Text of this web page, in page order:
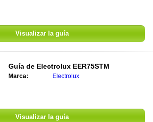
Visualizar la guía
Guía de Electrolux EER75STM
Marca: Electrolux
Visualizar la guía